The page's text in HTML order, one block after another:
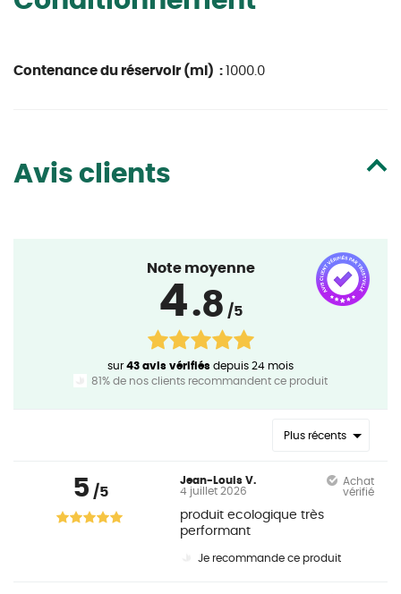
Contenance du réservoir (ml) : 1000.0
Avis clients
Note moyenne
4.8 /5
sur43 avis vérifiés depuis 24 mois
81% de nos clients recommandent ce produit
Plus récents
5 /5
Jean-Louis V.
4 juillet 2026
Achat
vérifié
produit ecologique très
performant
Je recommande ce produit